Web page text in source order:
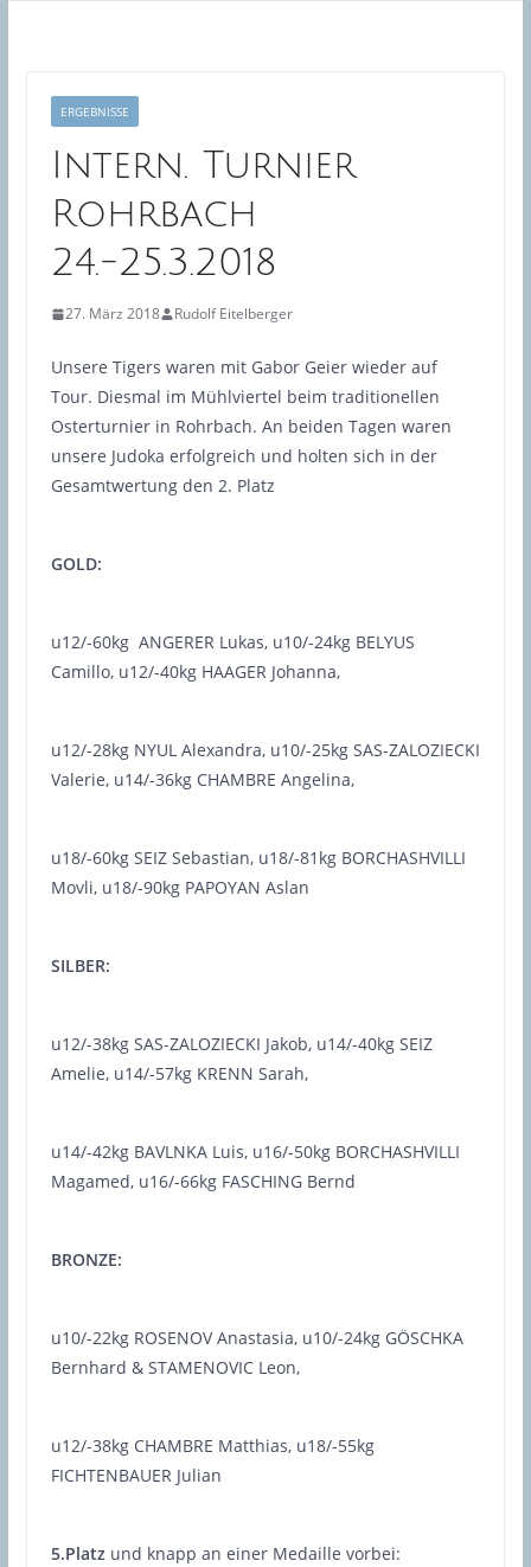
ERGEBNISSE
Intern. Turnier
Rohrbach
24.-25.3.2018
27. März 2018 Rudolf Eitelberger
Unsere Tigers waren mit Gabor Geier wieder auf
Tour. Diesmal im Mühlviertel beim traditionellen
Osterturnier in Rohrbach. An beiden Tagen waren
unsere Judoka erfolgreich und holten sich in der
Gesamtwertung den 2. Platz
GOLD:
u12/-60kg ANGERER Lukas, u10/-24kg BELYUS
Camillo, u12/-40kg HAAGER Johanna,
u12/-28kg NYUL Alexandra, u10/-25kg SAS-ZALOZIECKI
Valerie, u14/-36kg CHAMBRE Angelina,
u18/-60kg SEIZ Sebastian, u18/-81kg BORCHASHVILLI
Movli, u18/-90kg PAPOYAN Aslan
SILBER:
u12/-38kg SAS-ZALOZIECKI Jakob, u14/-40kg SEIZ
Amelie, u14/-57kg KRENN Sarah,
u14/-42kg BAVLNKA Luis, u16/-50kg BORCHASHVILLI
Magamed, u16/-66kg FASCHING Bernd
BRONZE:
u10/-22kg ROSENOV Anastasia, u10/-24kg GÖSCHKA
Bernhard & STAMENOVIC Leon,
u12/-38kg CHAMBRE Matthias, u18/-55kg
FICHTENBAUER Julian
5.Platzund knapp an einer Medaille vorbei: